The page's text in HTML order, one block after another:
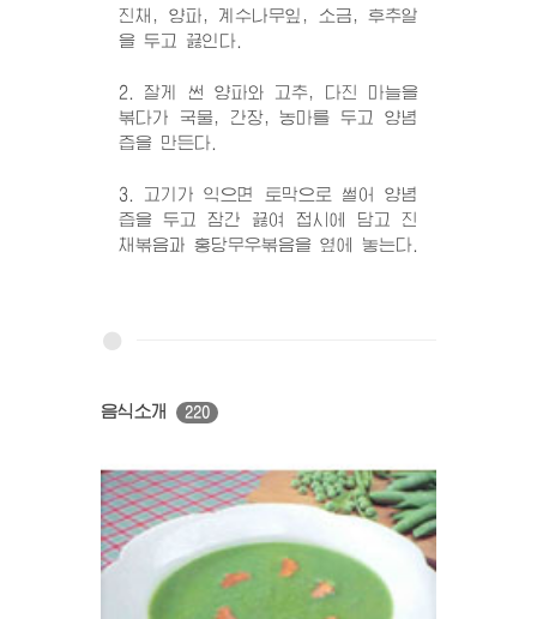
진채, 양파, 계수나무잎, 소금, 후추알
을 두고 끓인다.
2. 잘게 썬 양파와 고추, 다진 마늘을
볶다가 국물, 간장, 농마를 두고 양념
즙을 만든다.
3. 고기가 익으면 토막으로 썰어 양념
즙을 두고 잠간 끓여 접시에 담고 진
채볶음과 홍당무우볶음을 옆에 놓는다.
음식소개 220